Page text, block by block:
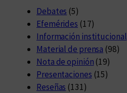
Debates (5)
Efemérides (17)
Información institucional
Material de prensa (98)
Nota de opinión (19)
Presentaciones (15)
Reseñas (131)